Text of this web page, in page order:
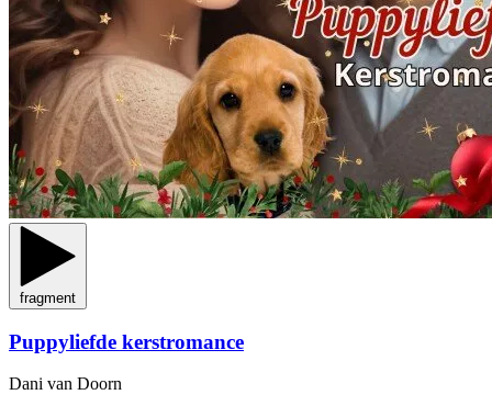
fragment
Puppyliefde kerstromance
Dani van Doorn